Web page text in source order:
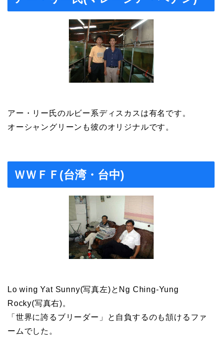
アー・リー氏のルビー系ディスカスは有名です。
オーシャングリーンも彼のオリジナルです。
ＷＷＦＦ(台湾・台中)
Lo wing Yat Sunny(写真左)とNg Ching-Yung
Rocky(写真右)。
「世界に誇るブリーダー」と自負するのも頷けるファ
ームでした。